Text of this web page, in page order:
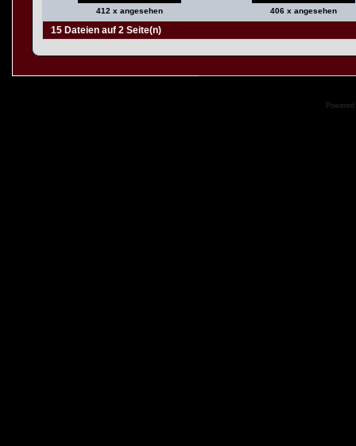
412 x angesehen 406 x angesehen
15 Dateien auf 2 Seite(n)